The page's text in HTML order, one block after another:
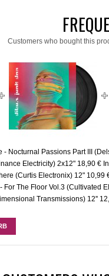
Customers who bought this
- Nocturnal Passions Part III
Electricity) 2x12" 18,90 €
(Curtis Electronix) 12" 10,99
For The Floor Vol.3 (Cultivated
Transmissions) 12''